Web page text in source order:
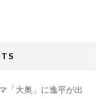
「大奥」に逸平が出